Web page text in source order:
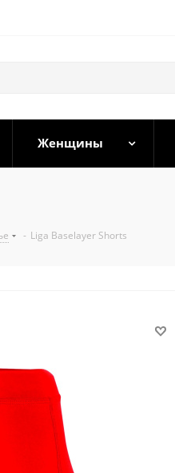
Женщины
- Liga Baselayer Shorts